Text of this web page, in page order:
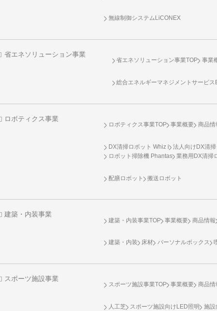
無線制御システム LiCONEX
省エネソリューション事業
省エネソリューション事業TOP 事業
総合エネルギーマネジメントサービ
ロボティクス事業
ロボティクス事業TOP 事業概要 商品情
DX清掃ロボット Whiz i
法人向けDX清
ロボット掃除機 Phantas
業務用DX清掃
配膳ロボット 搬送ロボット
建築・内装事業
建築・内装事業TOP 事業概要 商品情報
建築・内装 床材 パーソナルボックス
スポーツ施設事業
スポーツ施設事業TOP 事業概要 商品情
人工芝 スポーツ施設向け LED照明 施設